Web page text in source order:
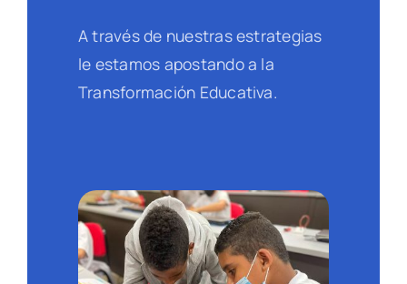
A través de nuestras estrategias
le estamos apostando a la
Transformación Educativa.